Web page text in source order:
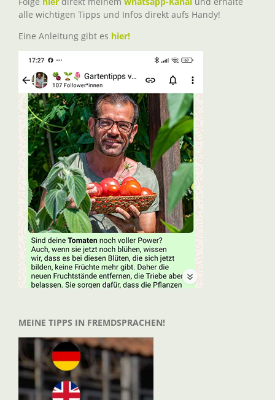
alle wichtigen Tipps und Infos direkt aufs Handy!
Eine Anleitung gibt es hier!
MEINE TIPPS IN FREMDSPRACHEN!